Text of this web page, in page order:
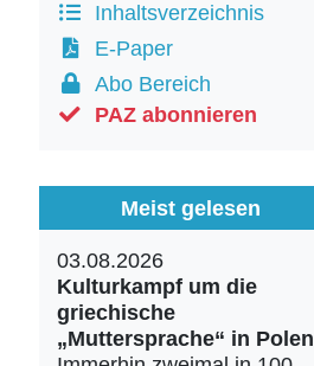
Inhaltsverzeichnis
E-Paper
Abo Bereich
PAZ abonnieren
Meist gelesen
03.08.2026
Kulturkampf um die
griechische
„Muttersprache“ in Polen